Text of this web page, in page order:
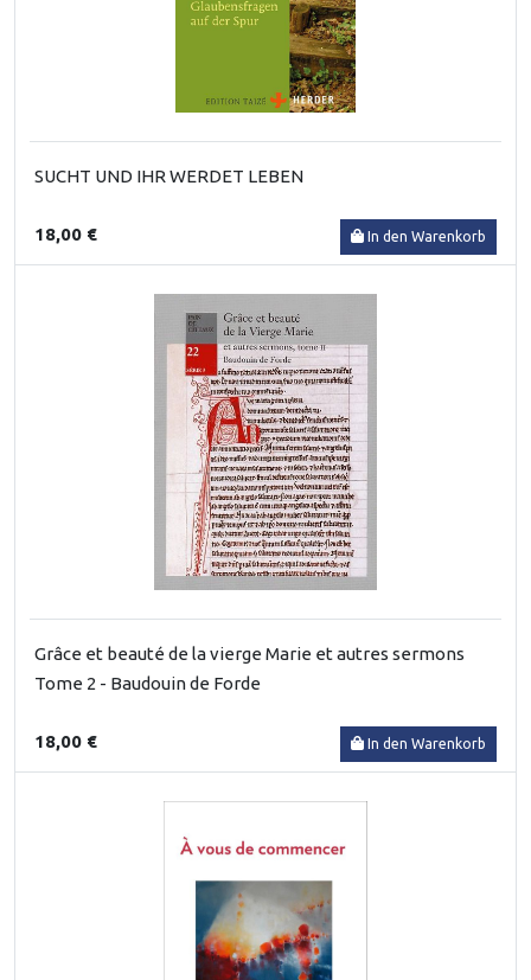
SUCHT UND IHR WERDET LEBEN
18,00 € In den Warenkorb
Grâce et beauté de la vierge Marie et autres sermons
Tome 2 - Baudouin de Forde
18,00 € In den Warenkorb